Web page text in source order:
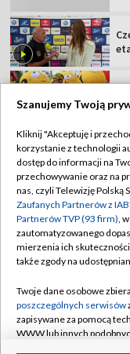
Szanujemy Twoją
Kliknij "Akceptuję i
korzystanie z technologii
dostęp do informacji na
przechowywanie oraz na
nas, czyli Telewizję Polską
Zaufanych Partnerów z
Partnerów TVP (93 firm),
zautomatyzowanego
mierzenia ich
także zgody na
Twoje dane osobowe
poszczególnych serwisów
zapisywane za pomocą
WWW lub innych